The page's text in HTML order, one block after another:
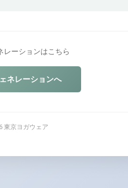
レーションはこちら
ネレーションへ
東京ヨガウェア